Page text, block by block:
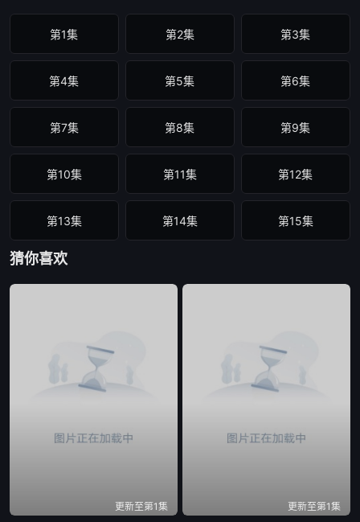
第1集 第2集 第3集
第4集 第5集 第6集
第7集 第8集 第9集
第10集 第11集 第12集
第13集 第14集 第15集
第16集
第24集
第32集 第33集
猜你喜欢
更新至第1集 更新至第1集